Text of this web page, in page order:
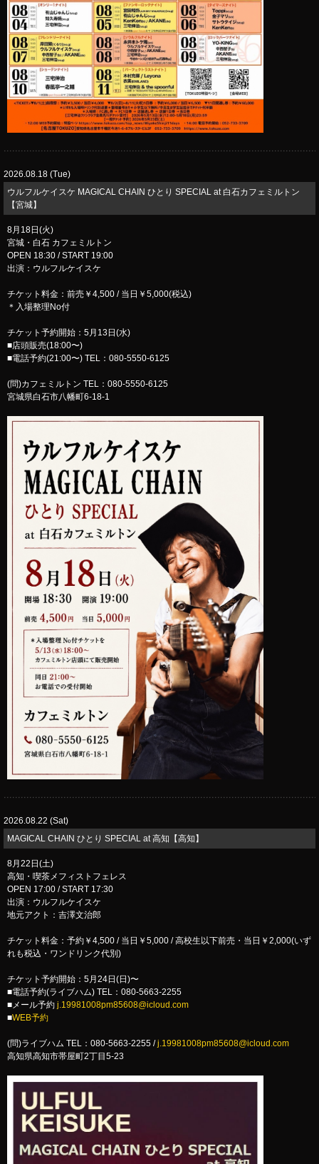
2026.08.18 (Tue)
ウルフルケイスケ MAGICAL CHAIN ひとり SPECIAL at 白石カフェミルトン
【宮城】
8月18日(火)
宮城・白石 カフェミルトン
OPEN 18:30 / START 19:00
出演：ウルフルケイスケ
チケット料金：前売￥4,500 / 当日￥5,000(税込)
＊入場整理No付
チケット予約開始：5月13日(水)
■店頭販売(18:00〜)
■電話予約(21:00〜) TEL：080-5550-6125
(問)カフェミルトン TEL：080-5550-6125
宮城県白石市八幡町6-18-1
2026.08.22 (Sat)
MAGICAL CHAIN ひとり SPECIAL at 高知【高知】
8月22日(土)
高知・喫茶メフィストフェレス
OPEN 17:00 / START 17:30
出演：ウルフルケイスケ
地元アクト：吉澤文治郎
チケット料金：予約￥4,500 / 当日￥5,000 / 高校生以下前売・当日￥2,000(いず
れも税込・ワンドリンク代別)
チケット予約開始：5月24日(日)〜
■電話予約(ライブハム) TEL：080-5663-2255
■メール予約 j.19981008pm85608@icloud.com
■WEB予約
(問)ライブハム TEL：080-5663-2255 /j.19981008pm85608@icloud.com
高知県高知市帯屋町2丁目5-23